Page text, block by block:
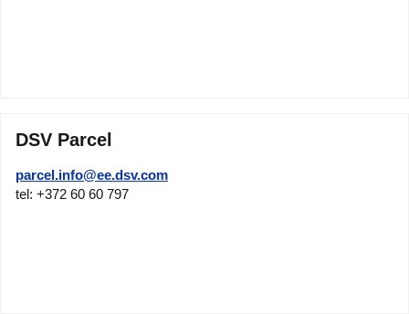
DSV Parcel
parcel.info@ee.dsv.com
tel: +372 60 60 797